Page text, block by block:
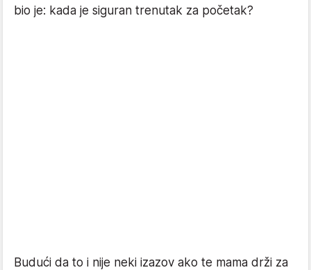
bio je: kada je siguran trenutak za početak?
Budući da to i nije neki izazov ako te mama drži za